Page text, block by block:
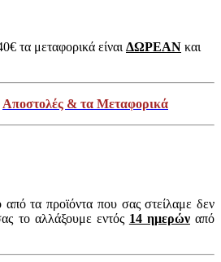
τα μεταφορικά είναιΔΩΡΕΑΝ και
Αποστολές & τα Μεταφορικά
τα προϊόντα που σας στείλαμε δεν
το αλλάξουμε εντός 14 ημερώναπό